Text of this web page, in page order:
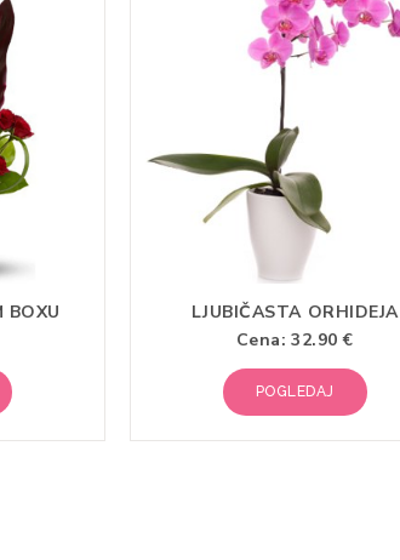
BOXU
LJUBIČASTA ORHIDEJA
Cena: 32.90 €
POGLEDAJ